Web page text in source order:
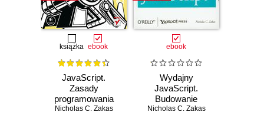
książka ebook
JavaScript.
Zasady
programowania
obiektowego
Nicholas C. Zakas
ebook
Wydajny
JavaScript.
Budowanie
szybkich
Nicholas C. Zakas